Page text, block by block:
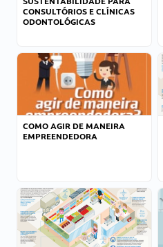
CONSULTÓRIOS E CLÍNICAS
ODONTOLÓGICAS
COMO AGIR DE MANEIRA
EMPREENDEDORA